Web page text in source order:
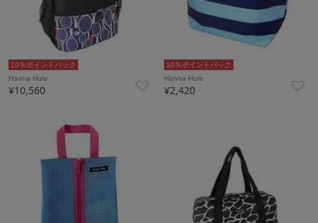
10％ポイントバック
Hanna Hula
¥10,560
10％ポイントバック
Hanna Hula
¥2,420